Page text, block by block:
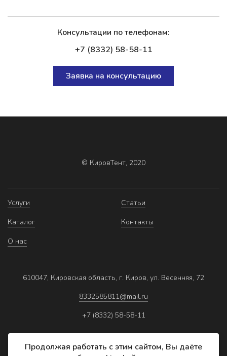
Консультации по телефонам:
+7 (8332) 58-58-11
Заявка на консультацию
© КировТент, 2020
Услуги
Каталог
О нас
Статьи
Контакты
610047, Кировская область, г. Киров, ул. Весенняя, 72
8332585811@mail.ru
+7 (8332) 58-58-11
Продолжая работать с этим сайтом, Вы даёте